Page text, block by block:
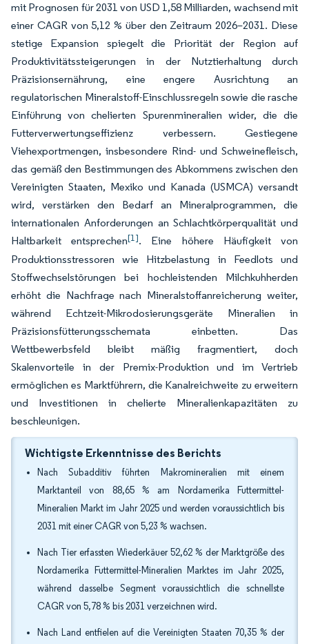
mit Prognosen für 2031 von USD 1,58 Milliarden, wachsend mit
einer CAGR von 5,12 % über den Zeitraum 2026–2031. Diese
stetige Expansion spiegelt die Priorität der Region auf
Produktivitätssteigerungen in der Nutztierhaltung durch
Präzisionsernährung, eine engere Ausrichtung an
regulatorischen Mineralstoff-Einschlussregeln sowie die rasche
Einführung von chelierten Spurenmineralien wider, die die
Futterverwertungseffizienz verbessern. Gestiegene
Viehexportmengen, insbesondere Rind- und Schweinefleisch,
das gemäß den Bestimmungen des Abkommens zwischen den
Vereinigten Staaten, Mexiko und Kanada (USMCA) versandt
wird, verstärken den Bedarf an Mineralprogrammen, die
internationalen Anforderungen an Schlachtkörperqualität und
Haltbarkeit entsprechen[1]. Eine höhere Häufigkeit von
Produktionsstressoren wie Hitzbelastung in Feedlots und
Stoffwechselstörungen bei hochleistenden Milchkuhherden
erhöht die Nachfrage nach Mineralstoffanreicherung weiter,
während Echtzeit-Mikrodosierungsgeräte Mineralien in
Präzisionsfütterungsschemata einbetten. Das
Wettbewerbsfeld bleibt mäßig fragmentiert, doch
Skalenvorteile in der Premix-Produktion und im Vertrieb
ermöglichen es Marktführern, die Kanalreichweite zu erweitern
und Investitionen in chelierte Mineralienkapazitäten zu
beschleunigen.
Wichtigste Erkenntnisse des Berichts
Nach Subadditiv führten Makromineralien mit einem
Marktanteil von 88,65 % am Nordamerika Futtermittel-
Mineralien Markt im Jahr 2025 und werden voraussichtlich bis
2031 mit einer CAGR von 5,23 % wachsen.
Nach Tier erfassten Wiederkäuer 52,62 % der Marktgröße des
Nordamerika Futtermittel-Mineralien Marktes im Jahr 2025,
während dasselbe Segment voraussichtlich die schnellste
CAGR von 5,78 % bis 2031 verzeichnen wird.
Nach Land entfielen auf die Vereinigten Staaten 70,35 % der